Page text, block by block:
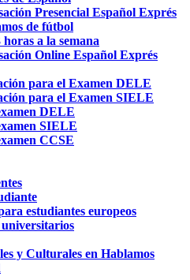
Presencial Español Exprés
de fútbol
a la semana
Online Español Exprés
para el Examen DELE
para el Examen SIELE
DELE
SIELE
CCSE
estudiantes europeos
universitarios
y Culturales en Hablamos